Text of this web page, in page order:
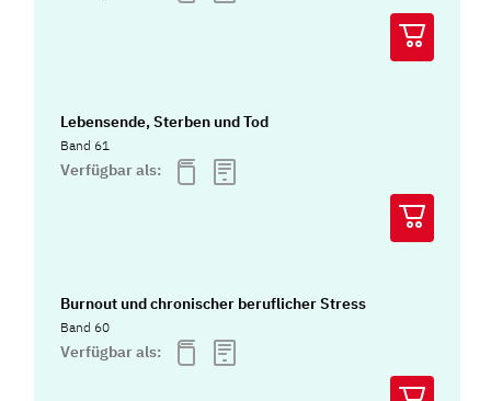
Lebensende, Sterben und Tod
Band 61
Verfügbar als:
Burnout und chronischer beruflicher Stress
Band 60
Verfügbar als: